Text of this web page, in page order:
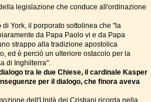
legislazione che conduce all'ordinazione
York, il porporato sottolinea che "la
da Papa Paolo vi e da Papa
strappo alla tradizione apostolica
ed è perciò un ulteriore ostacolo per la
di Inghilterra".
tra le due Chiese, il cardinale Kasper
per il dialogo, che finora aveva
dell'Unità dei Cristiani ricorda nella